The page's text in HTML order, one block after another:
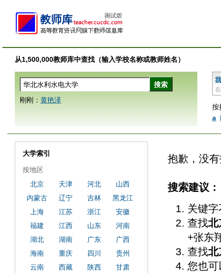
从1,500,000教师库中查找（输入学校名称或教师姓名）
按
a
刚刚： 黄艳泽
抱歉，没
搜索建议：
关键
查找北
+张东
查找北
您也
大学索引
按地区
北京
天津 河北
山西
内蒙古
辽宁 吉林
黑龙江
上海
江苏 浙江
安徽
福建
江西 山东
河南
湖北
湖南 广东
广西
海南
重庆 四川
贵州
云南
西藏 陕西
甘肃